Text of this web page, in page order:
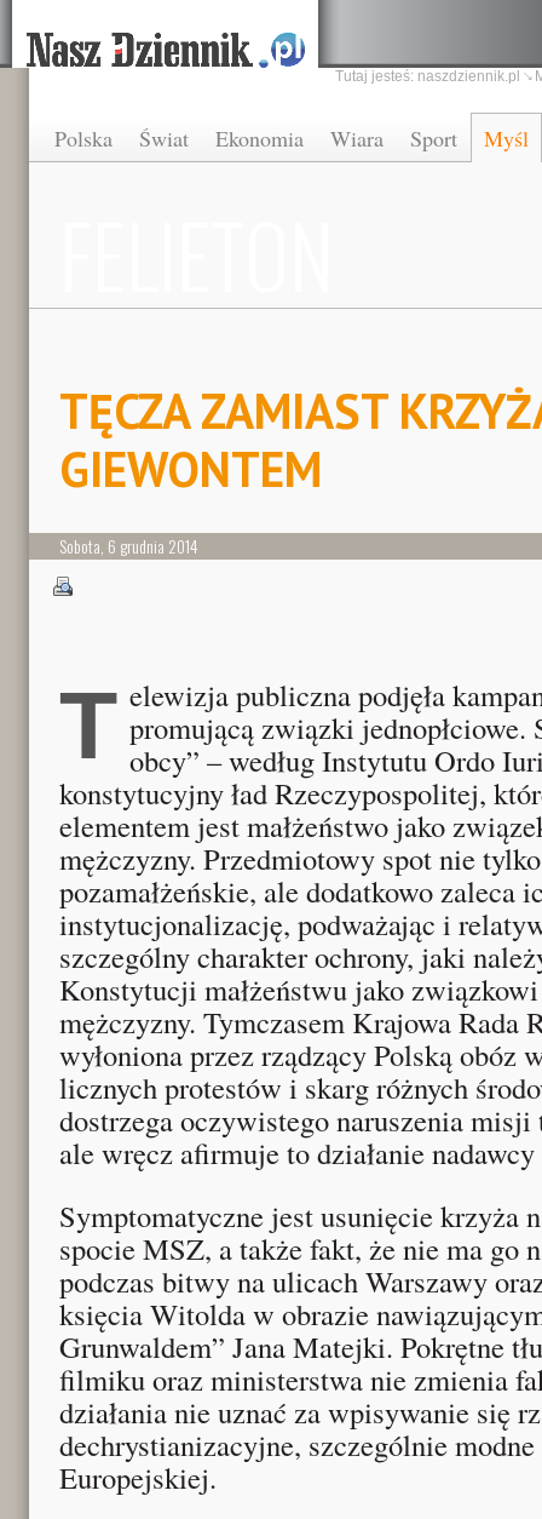
Polska Świat Ekonomia Wiara Sport Myśl
Tutaj jesteś: naszdziennik.pl
TĘCZA ZAMIAST
GIEWONTEM
Sobota, 6 grudnia 2014
Telewizja publiczna podjęła kampanię reklamową promującą związki jednopłciowe.
obcy” – według Instytutu Ordo
konstytucyjny ład Rzeczypospolitej,
elementem jest małżeństwo jako
mężczyzny. Przedmiotowy spot nie
pozamałżeńskie, ale dodatkowo zaleca
instytucjonalizację, podważając i
szczególny charakter ochrony, jaki
Konstytucji małżeństwu jako
mężczyzny. Tymczasem Krajowa
wyłoniona przez rządzący Polską obóz
licznych protestów i skarg różnych
dostrzega oczywistego naruszenia
ale wręcz afirmuje to działanie
Symptomatyczne jest usunięcie krzyża
spocie MSZ, a także fakt, że nie ma go
podczas bitwy na ulicach Warszawy
księcia Witolda w obrazie
Grunwaldem” Jana Matejki. Pokrętne
filmiku oraz ministerstwa nie zmienia
działania nie uznać za wpisywanie się
dechrystianizacyjne, szczególnie
Europejskiej.